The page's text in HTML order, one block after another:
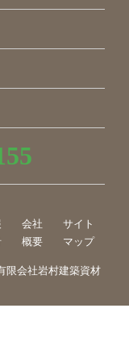
会社
概要
サイト
マップ
限会社岩村建築資材